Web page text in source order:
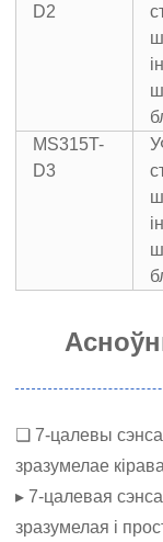
D2
MS315T-
D3
❏ 7-цалевы
зразумелае
▸ 7-цалевая
зразумелая і